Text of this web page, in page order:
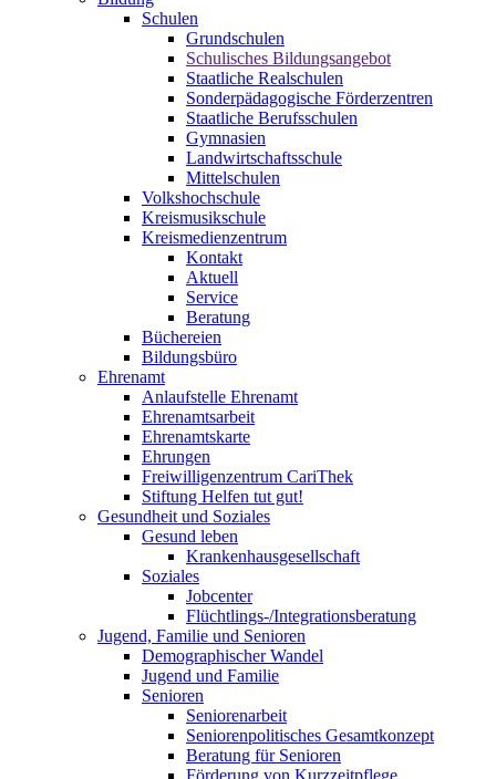
Schulen
Grundschulen
Schulisches Bildungsangebot
Staatliche Realschulen
Sonderpädagogische Förderzentren
Staatliche Berufsschulen
Gymnasien
Landwirtschaftsschule
Mittelschulen
Volkshochschule
Kreismusikschule
Kreismedienzentrum
Kontakt
Aktuell
Service
Beratung
Büchereien
Bildungsbüro
Ehrenamt
Anlaufstelle Ehrenamt
Ehrenamtsarbeit
Ehrenamtskarte
Ehrungen
Freiwilligenzentrum CariThek
Stiftung Helfen tut gut!
Gesundheit und Soziales
Gesund leben
Krankenhausgesellschaft
Soziales
Jobcenter
Flüchtlings-/Integrationsberatung
Jugend, Familie und Senioren
Demographischer Wandel
Jugend und Familie
Senioren
Seniorenarbeit
Seniorenpolitisches Gesamtkonzept
Beratung für Senioren
Förderung von Kurzzeitpflege